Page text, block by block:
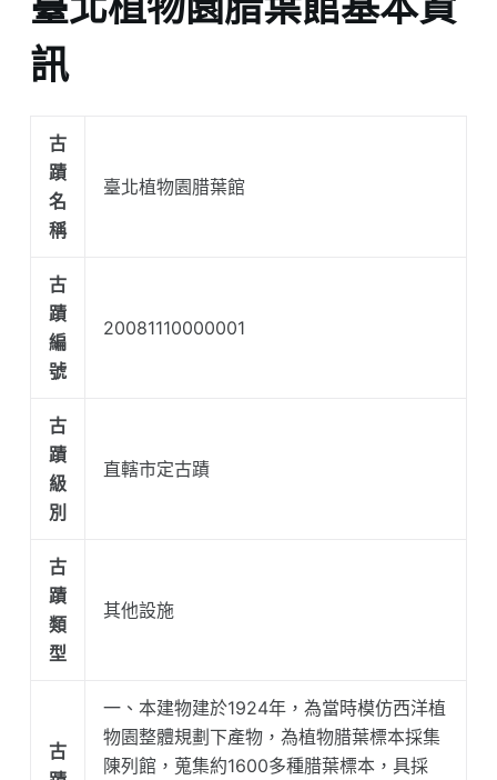
訊
古
蹟
名
稱
臺北植物園腊葉館
古
蹟
編
號
20081110000001
古
蹟
級
別
直轄市定古蹟
古
蹟
類
型
其他設施
古
一、本建物建於1924年，為當時模仿西洋植
物園整體規劃下產物，為植物腊葉標本採集
陳列館，蒐集約1600多種腊葉標本，具採